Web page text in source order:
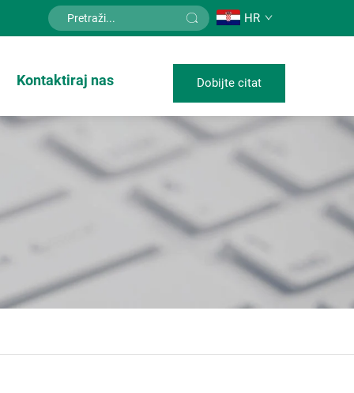
HR
Kontaktiraj nas Dobijte citat